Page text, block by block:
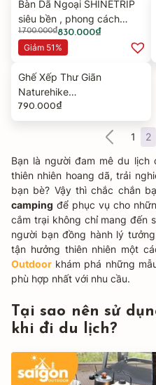
1.708.000₫.
là:
850.000₫.
Bàn Dã Ngoại SHINETRIP
siêu bền , phong cách
chiến thuật, Nhỏ Gọn, Đa
Năng Tiện Ích - Saigon
1.700.000₫
Giá
gốc
1.700.000₫.
830.000₫
Giá
hiện
là:
830.000₫.
Giảm 51%
Ghế Xếp Thư Giãn
Naturehike
CNK2650JJ010 Gấp Gọn 4
Cấp Độ Ngả Lưng - Ghế
Camping Ngoài Trời Khung
790.000₫
1 2
Bạn là người đam mê du lịch
thiên nhiên hoang dã, trải
bạn bè? Vậy thì chắc chắn
camping để phục vụ cho
cắm trại không chỉ mang đến
người bạn đồng hành lý
tận hưởng thiên nhiên một
Outdoor khám phá những
phù hợp nhất với nhu cầu.
Tại sao nên sử
khi đi du lịch?